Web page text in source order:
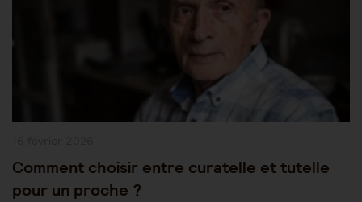
Comment choisir entre curatelle et tutelle
pour un proche ?